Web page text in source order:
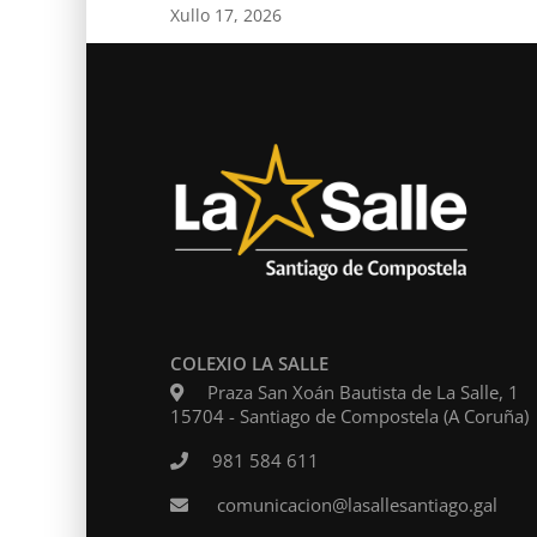
Xullo 17, 2026
COLEXIO LA SALLE
Praza San Xoán Bautista de La Salle, 1
15704 - Santiago de Compostela (A Coruña)
981 584 611
comunicacion@lasallesantiago.gal